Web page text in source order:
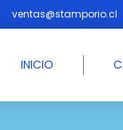
ventas@stamporio.cl
INICIO